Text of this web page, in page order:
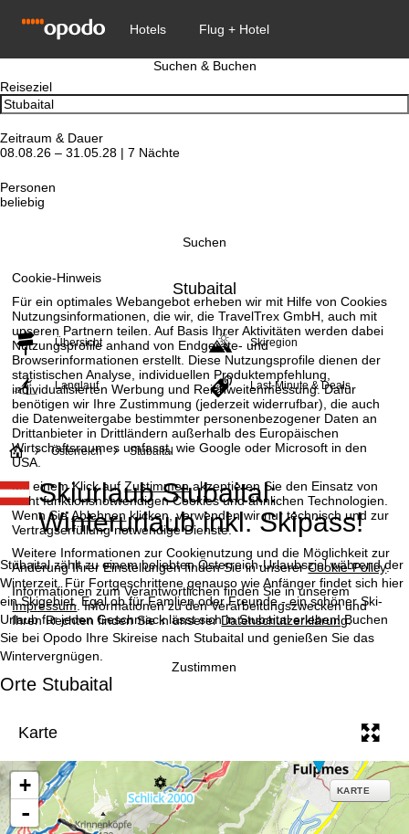
Cookie-Hinweis
Für ein optimales Webangebot erheben wir mit Hilfe von Cookies
Nutzungsinformationen, die wir, die TravelTrex GmbH, auch mit
unseren Partnern teilen. Auf Basis Ihrer Aktivitäten werden dabei
Nutzungsprofile anhand von Endgeräte- und
Browserinformationen erstellt. Diese Nutzungsprofile dienen der
statistischen Analyse, individuellen Produktempfehlung,
individualisierten Werbung und Reichweitenmessung. Dafür
benötigen wir Ihre Zustimmung (jederzeit widerrufbar), die auch
die Datenweitergabe bestimmter personenbezogener Daten an
Drittanbieter in Drittländern außerhalb des Europäischen
Wirtschaftsraumes umfasst, wie Google oder Microsoft in den
USA.
Mit einem Klick aufZustimmenakzeptieren Sie den Einsatz von
nicht funktionsnotwendigen Cookies und ähnlichen Technologien.
Wenn SieAblehnen klicken, verwenden wir nur technisch und zur
Vertragserfüllung notwendige Dienste.
Weitere Informationen zur Cookienutzung und die Möglichkeit zur
Änderung Ihrer Einstellungen finden Sie in unsererCookie-Policy.
Informationen zum Verantwortlichen finden Sie in unserem
Impressum . Informationen zu den Verarbeitungszwecken und
Ihren Rechten finden Sie in unsererDatenschutzerklärung.
Zustimmen
Suchen & Buchen
Reiseziel
Zeitraum & Dauer
08.08.26 – 31.05.28 | 7 Nächte
Personen
beliebig
Suchen
Stubaital
Übersicht Skiregion
Langlauf Last-Minute & Deals
S
t
a
r
t
s
e
Österreich Stubaital
Skiurlaub Stubaital:
Winterurlaub inkl. Skipass!
Stubaital zählt zu einem beliebten Österreich-Urlaubsziel während der
Winterzeit. Für Fortgeschrittene genauso wie Anfänger findet sich hier
ein Skigebiet. Egal ob für Famlien oder Freunde - ein schöner Ski-
Urlaub für jeden Geschmack lässt sich in Stubaital erleben! Buchen
Sie bei Opodo Ihre Skireise nach Stubaital und genießen Sie das
Wintervergnügen.
Orte Stubaital
Karte
+
-
KARTE